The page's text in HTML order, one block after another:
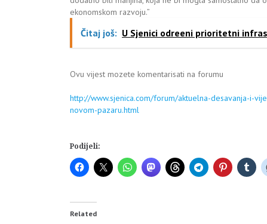
ekonomskom razvoju.”
Čitaj još: U Sjenici odreeni prioritetni
Ovu vijest mozete komentarisati na forumu
http://www.sjenica.com/forum/aktuelna-desavanja-i-
novom-pazaru.html
Podijeli:
Related